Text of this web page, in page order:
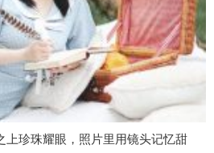
上珍珠耀眼，照片里用镜头记忆甜